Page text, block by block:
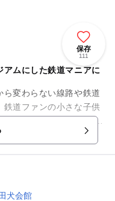
保存
111
ムにした鉄道マニアに
ら変わらない線路や鉄道
鉄道ファンの小さな子供
っています。 館内は、